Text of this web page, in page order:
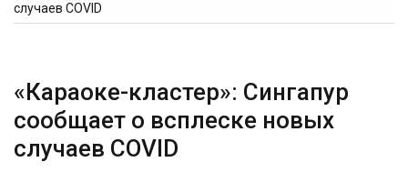
случаев COVID
«Караоке-кластер»: Сингапур
сообщает о всплеске новых
случаев COVID